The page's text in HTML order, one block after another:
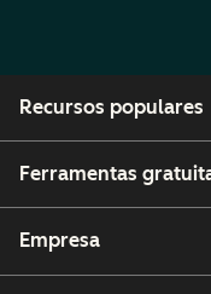
Recursos populares
Ferramentas
Empresa